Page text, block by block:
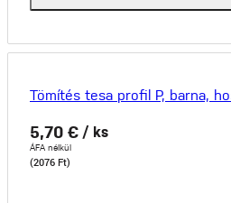
Tömítés tesa profil P, barna,
5,70 € / ks
ÁFA nélkül
(2076 Ft)